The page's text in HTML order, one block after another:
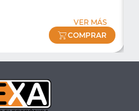
VER MÁS
COMPRAR